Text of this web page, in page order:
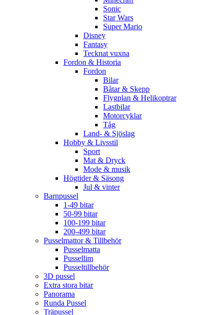
Sonic
Star Wars
Super Mario
Disney
Fantasy
Tecknat vuxna
Fordon & Historia
Fordon
Bilar
Båtar & Skepp
Flygplan & Helikoptrar
Lastbilar
Motorcyklar
Tåg
Land- & Sjöslag
Hobby & Livsstil
Sport
Mat & Dryck
Mode & musik
Högtider & Säsong
Jul & vinter
Barnpussel
1-49 bitar
50-99 bitar
100-199 bitar
200-499 bitar
Pusselmattor & Tillbehör
Pusselmatta
Pussellim
Pusseltillbehör
3D pussel
Extra stora bitar
Panorama
Runda Pussel
Träpussel